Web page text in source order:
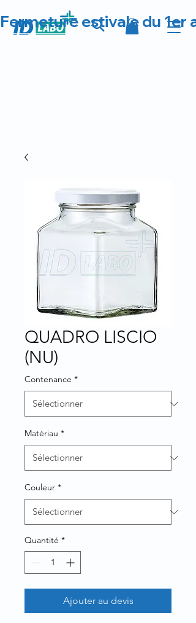
Fermeture estivale du 1er
QUADRO LISCIO
(NU)
Contenance *
Matériau *
Couleur *
Quantité *
Ajouter au devis